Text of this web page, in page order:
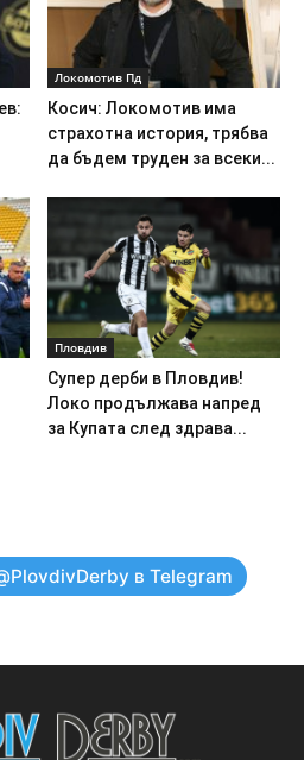
Локомотив Пд
Косич: Локомотив има
страхотна история, трябва
да бъдем труден за всеки...
Пловдив
Супер дерби в Пловдив!
Локо продължава напред
за Купата след здрава...
в Telegram